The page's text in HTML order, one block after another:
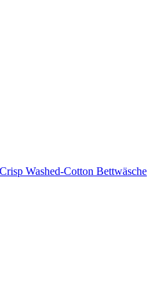
Washed-Cotton Bettwäsche